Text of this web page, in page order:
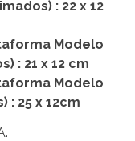
: 22 x 12
Modelo
: 21 x 12 cm
Modelo
: 25 x 12cm